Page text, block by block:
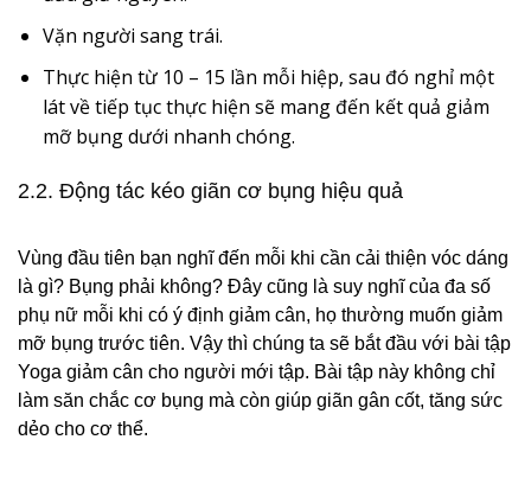
Vặn người sang trái.
Thực hiện từ 10 – 15 lần mỗi hiệp, sau đó nghỉ một
lát về tiếp tục thực hiện sẽ mang đến kết quả giảm
mỡ bụng dưới nhanh chóng.
2.2. Động tác kéo giãn cơ bụng hiệu quả
Vùng đầu tiên bạn nghĩ đến mỗi khi cần cải thiện vóc dáng
là gì? Bụng phải không? Đây cũng là suy nghĩ của đa số
phụ nữ mỗi khi có ý định giảm cân, họ thường muốn giảm
mỡ bụng trước tiên. Vậy thì chúng ta sẽ bắt đầu với bài tập
Yoga giảm cân cho người mới tập. Bài tập này không chỉ
làm săn chắc cơ bụng mà còn giúp giãn gân cốt, tăng sức
dẻo cho cơ thể.